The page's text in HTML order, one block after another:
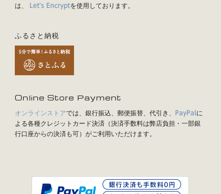
は、
Let's Encryptを使用しております。
ふるさと納税
Online Store Payment
オンラインストアでは、銀行振込、郵便振替、代引き、 PayPalに
よる各種クレジットカード決済（決済手数料は弊店負担・一部銀
行口座からの決済も可）がご利用いただけます。